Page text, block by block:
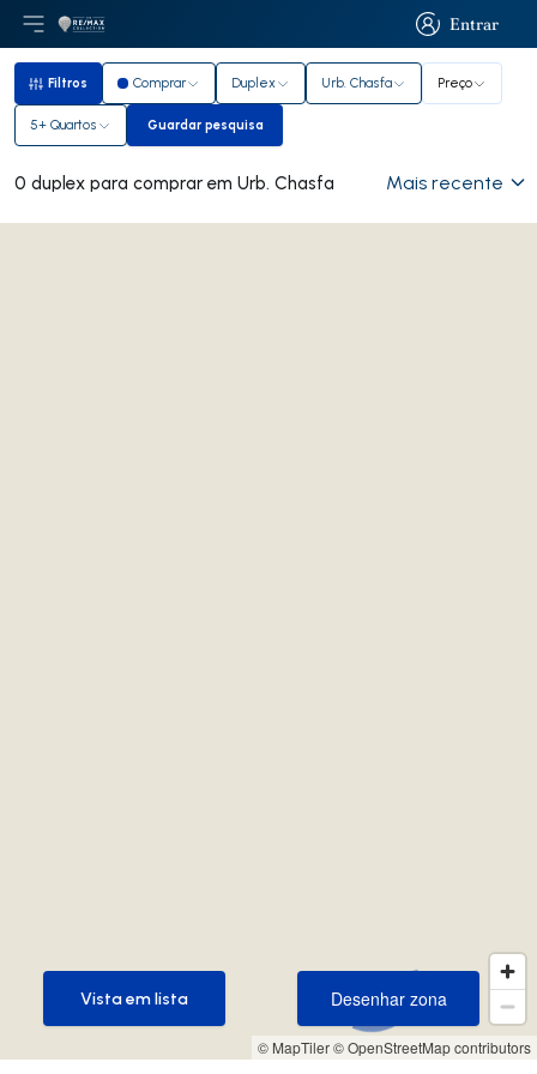
Entrar
Entrar
Abri menu principal
LogoIr para página inicial
Filtros
Filtros Comprar Duplex Urb. Chasfa Preço
5+ Quartos Guardar pesquisa
Guardar pesquisa
0 duplex para comprar em Urb. Chasfa Mais recente
© MapTiler© OpenStreetMap contributors
Desenhar zona
Desenhar zona
Vista em lista
Vista em lista